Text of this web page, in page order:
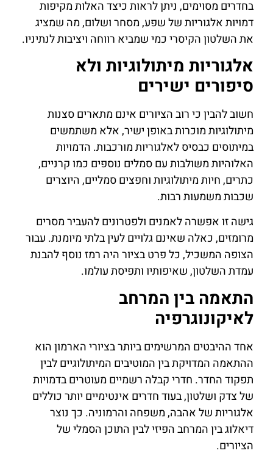
בחדרים מסוימים, ניתן לראות כיצד האלות מקיפות
דמויות אלגוריות של שפע, מסחר ושלום, מה שמציג
את השלטון הקיסרי כמי שמביא רווחה ויציבות לנתיניו.
אלגוריות מיתולוגיות ולא
סיפורים ישירים
חשוב להבין כי רוב הציורים אינם מתארים סצנות
מיתולוגיות מוכרות באופן ישיר, אלא משתמשים
במיתוסים כבסיס לאלגוריות מורכבות. הדמויות
האלוהיות משולבות עם סמלים נוספים כמו קרניים,
כתרים, חיות מיתולוגיות וחפצים סמליים, היוצרים
שכבות משמעות רבות.
גישה זו אפשרה לאמנים ולפטרונים להעביר מסרים
מרומזים, כאלה שאינם גלויים לעין בלתי מיומנת. עבור
הצופה המשכיל, כל פרט בציור היה רמז נוסף להבנת
עמדת השלטון, שאיפותיו ותפיסת עולמו.
התאמה בין המרחב
לאיקונוגרפיה
אחד ההיבטים המרשימים ביותר בציורי הארמון הוא
ההתאמה המדויקת בין המוטיבים המיתולוגיים לבין
תפקוד החדר. חדרי קבלה רשמיים מעוטרים בדמויות
של צדק ושלטון, בעוד חדרים אינטימיים יותר כוללים
אלגוריות של אהבה, משפחה והרמוניה. כך נוצר
דיאלוג בין המרחב הפיזי לבין התוכן הסמלי של
הציורים.